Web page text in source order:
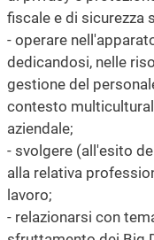
fiscale e di sicurezza
- operare
dedicandosi, nelle
gestione del
contesto
aziendale;
- svolgere (all'esito
alla relativa
lavoro;
- relazionarsi con